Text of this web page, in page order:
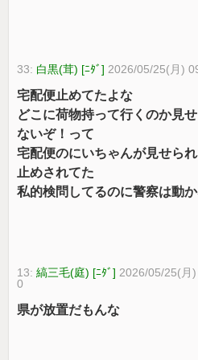
33: 白黒(茸) [ﾆﾀﾞ] 2026/05/25(月)
宅配便止めてたよな
どこに荷物持って行くのか見
ないぞ！って
宅配便のにいちゃんが見せら
止めされてた
私的検問してるのに警察は動
13:縞三毛(庭) [ﾆﾀﾞ] 2026/05/25(月
0
県が放置だもんな